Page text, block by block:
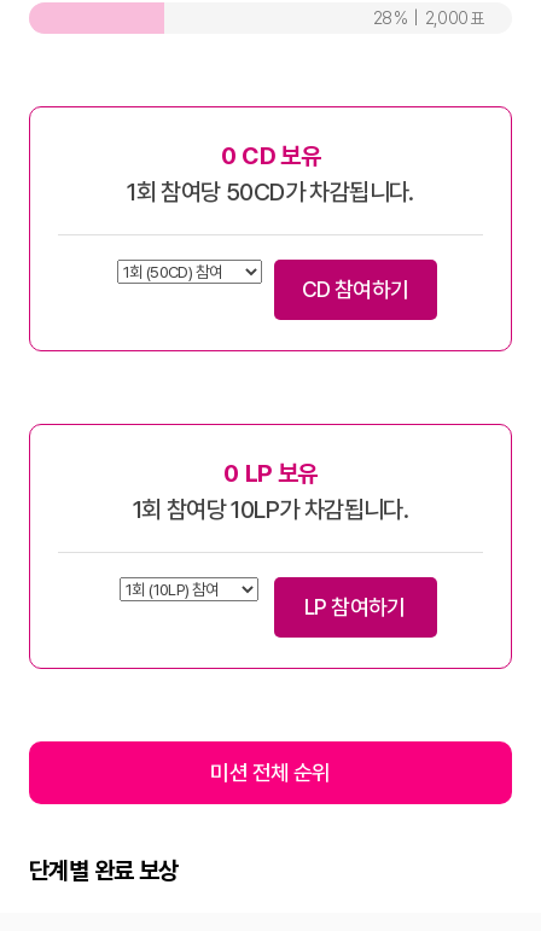
28 2,000
0 CD 보유
1회 참여당 50CD가 차감됩니다.
CD 참여하기
0 LP 보유
1회 참여당 10LP가 차감됩니다.
LP 참여하기
미션 전체 순위
단계별 완료 보상